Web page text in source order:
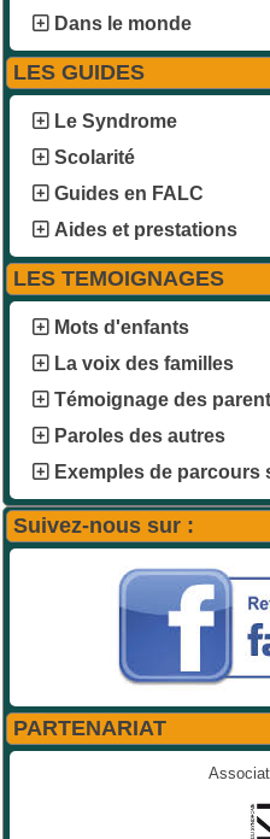
Dans le monde
LES GUIDES
Le Syndrome
Scolarité
Guides en FALC
Aides et prestations
LES TEMOIGNAGES
Mots d'enfants
La voix des familles
Témoignage des
Paroles des autres
Exemples de parcours
Suivez-nous sur :
PARTENARIAT